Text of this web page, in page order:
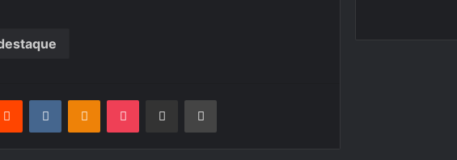
Reddit VKontakteOdnoklassniki
Pocket Partilhar Via Email Imprimir